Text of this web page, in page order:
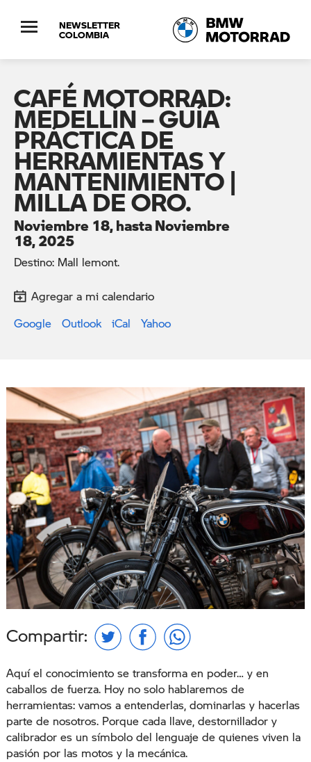
NEWSLETTER
COLOMBIA
CAFÉ MOTORRAD:
MEDELLÍN – GUÍA
PRÁCTICA DE
HERRAMIENTAS Y
MANTENIMIENTO |
MILLA DE ORO.
Noviembre 18, hasta Noviembre
18, 2025
Destino: Mall lemont.
Agregar a mi calendario
Google
Outlook iCal Yahoo
Aquí el conocimiento se transforma en poder… y en
caballos de fuerza. Hoy no solo hablaremos de
herramientas: vamos a entenderlas, dominarlas y hacerlas
parte de nosotros. Porque cada llave, destornillador y
calibrador es un símbolo del lenguaje de quienes viven la
pasión por las motos y la mecánica.
Compartir: